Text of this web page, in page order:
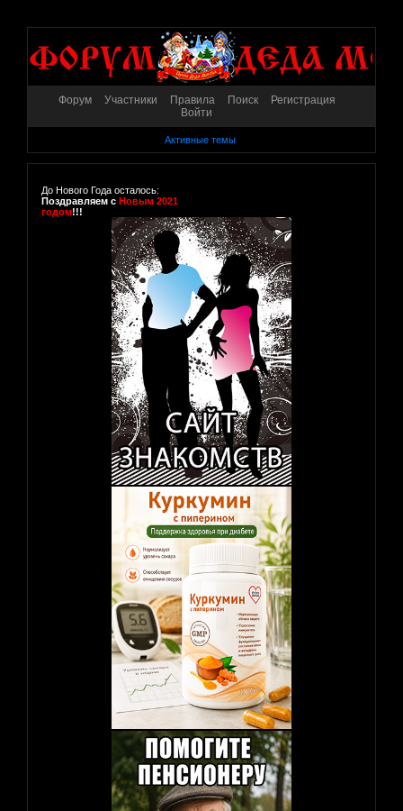
Форум Участники Правила Поиск
Регистрация
Войти
Активные темы
До Нового Года осталось:
Поздравляем с Новым 2021
годом!!!